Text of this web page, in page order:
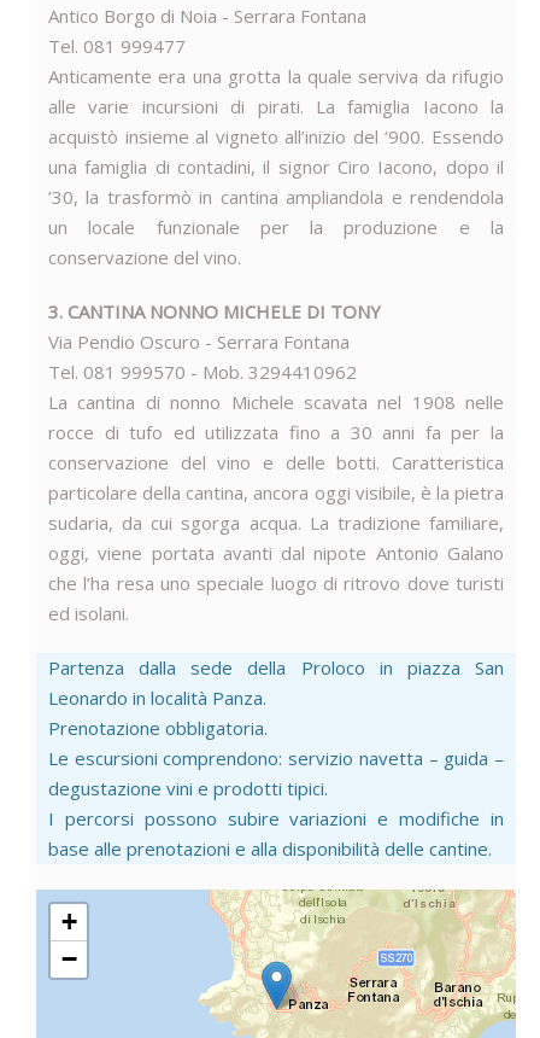
Antico Borgo di Noia - Serrara Fontana
Tel. 081 999477
Anticamente era una grotta la quale serviva da rifugio
alle varie incursioni di pirati. La famiglia Iacono la
acquistò insieme al vigneto all’inizio del ‘900. Essendo
una famiglia di contadini, il signor Ciro Iacono, dopo il
’30, la trasformò in cantina ampliandola e rendendola
un locale funzionale per la produzione e la
conservazione del vino.
3. CANTINA NONNO MICHELE DI TONY
Via Pendio Oscuro - Serrara Fontana
Tel. 081 999570 - Mob. 3294410962
La cantina di nonno Michele scavata nel 1908 nelle
rocce di tufo ed utilizzata fino a 30 anni fa per la
conservazione del vino e delle botti. Caratteristica
particolare della cantina, ancora oggi visibile, è la pietra
sudaria, da cui sgorga acqua. La tradizione familiare,
oggi, viene portata avanti dal nipote Antonio Galano
che l’ha resa uno speciale luogo di ritrovo dove turisti
ed isolani.
Partenza dalla sede della Proloco in piazza San
Leonardo in località Panza.
Prenotazione obbligatoria.
Le escursioni comprendono: servizio navetta – guida –
degustazione vini e prodotti tipici.
I percorsi possono subire variazioni e modifiche in
base alle prenotazioni e alla disponibilità delle cantine.
+
−
EPOMEO-2065